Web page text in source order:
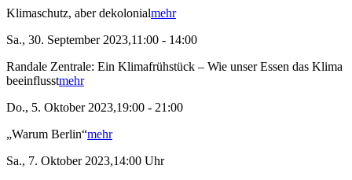
Klimaschutz, aber dekolonialmehr
Sa., 30. September 2023,11:00 - 14:00
Randale Zentrale: Ein Klimafrühstück – Wie unser Essen das Klima
beeinflusstmehr
Do., 5. Oktober 2023,19:00 - 21:00
„Warum Berlin“mehr
Sa., 7. Oktober 2023,14:00 Uhr